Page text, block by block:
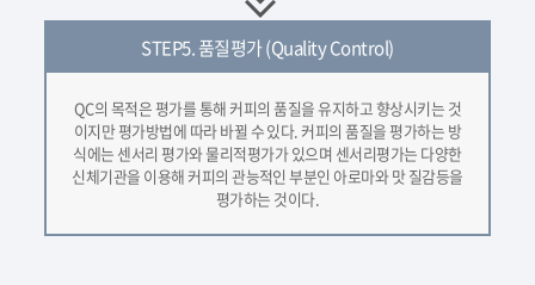
STEP5.품질평가 (Quality Control)
QC의 목적은 평가를 통해 커피의 품질을 유지하고 향상시키는 것
이지만 평가방법에 따라 바뀔 수 있다. 커피의 품질을 평가하는 방
식에는 센서리 평가와 물리적평가가 있으며 센서리평가는 다양한
신체기관을 이용해 커피의 관능적인 부분인 아로마와 맛 질감등을
평가하는 것이다.